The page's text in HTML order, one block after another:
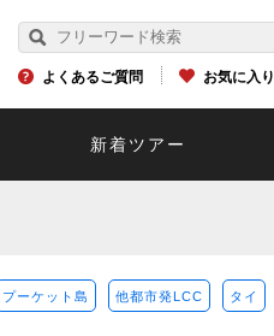
よくあるご質問 お気に入り
新着ツアー
プーケット島 他都市発LCC タイ